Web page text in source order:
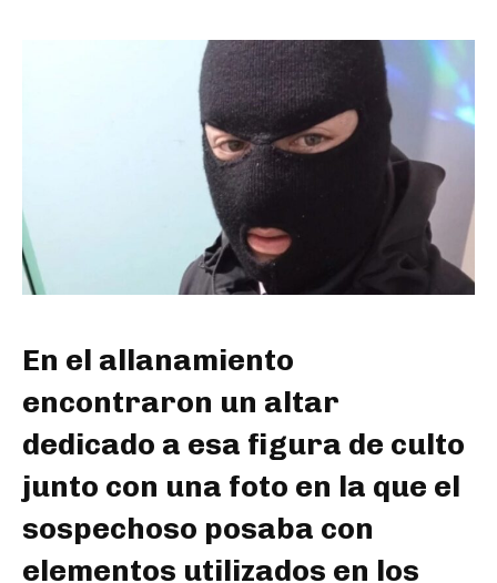
En el allanamiento
encontraron un altar
dedicado a esa figura de culto
junto con una foto en la que el
sospechoso posaba con
elementos utilizados en los